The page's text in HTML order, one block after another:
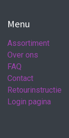
Menu
Assortiment
Over ons
FAQ
Contact
Retourinstructie
Login pagina